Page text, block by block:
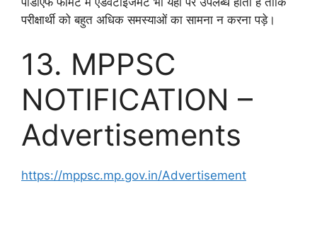
परीक्षार्थी को बहुत अधिक समस्याओं का सामना न करना पड़े।
13. MPPSC
NOTIFICATION –
Advertisements
https://mppsc.mp.gov.in/Advertisement